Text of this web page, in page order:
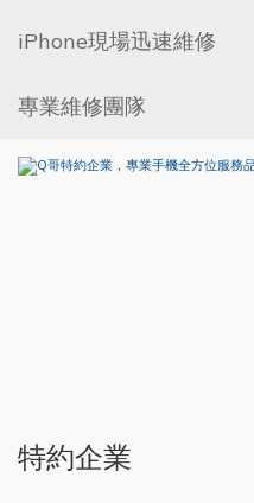
iPhone現場迅速維修
專業維修團隊
特約企業